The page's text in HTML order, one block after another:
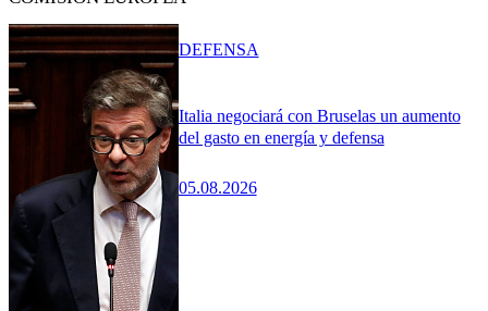
Italia negociará con Bruselas un aumento
del gasto en energía y defensa
05.08.2026
DEFENSA